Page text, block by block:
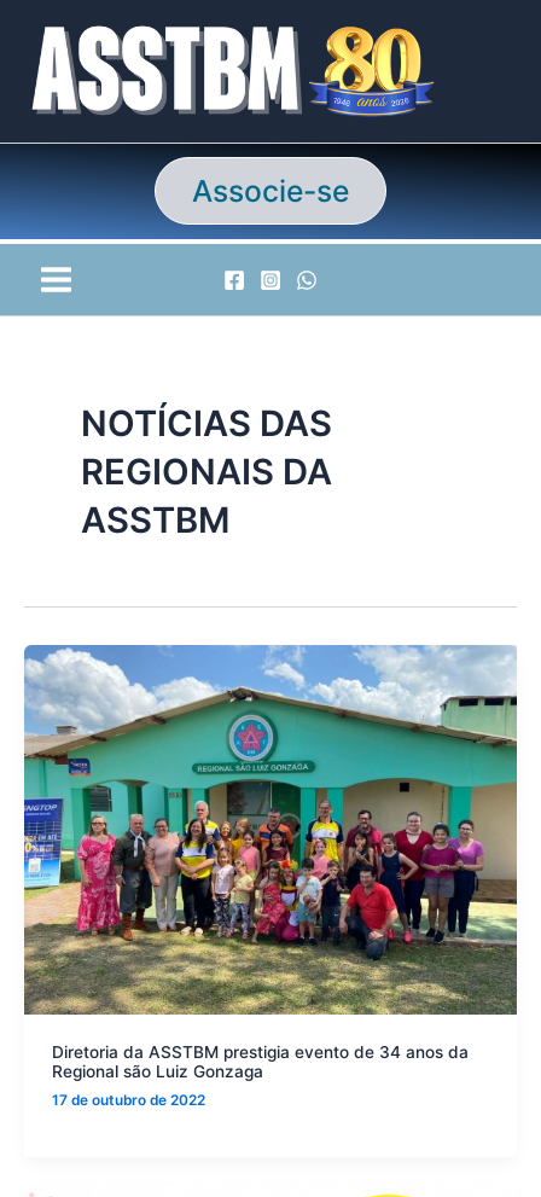
conteúdo
Associe-se
NOTÍCIAS DAS
REGIONAIS DA
ASSTBM
Diretoria da ASSTBM prestigia evento de 34 anos da
Regional são Luiz Gonzaga
17 de outubro de 2022